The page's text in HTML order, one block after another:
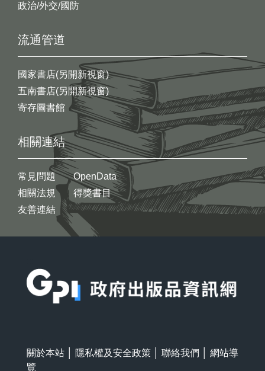
政治/外交/國防
流通管道
國家書店(另開新視窗)
五南書店(另開新視窗)
寄存圖書館
相關連結
常見問題
相關法規
友善連結
OpenData
得獎書目
關於本站 隱私權及安全政策 聯絡我們
網站導
覽